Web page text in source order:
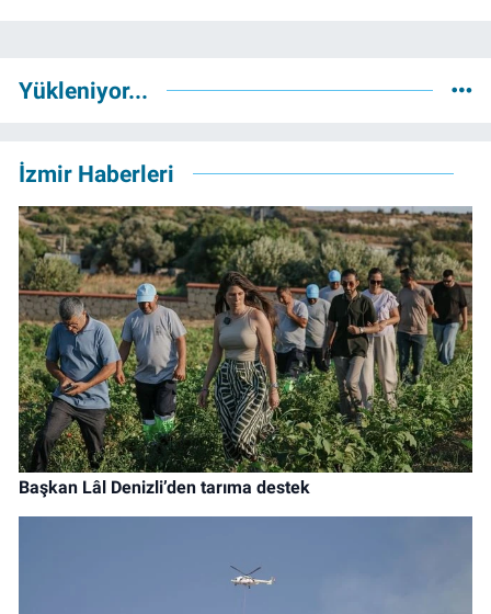
Yükleniyor...
İzmir Haberleri
Başkan Lâl Denizli’den tarıma destek